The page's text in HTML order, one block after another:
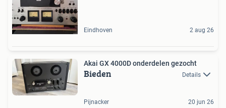
Eindhoven 2 aug 26
Akai GX 4000D onderdelen gezocht
Bieden Details
Pijnacker 20 jun 26